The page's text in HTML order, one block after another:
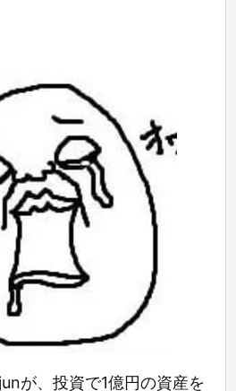
が、投資で1億円の資産を